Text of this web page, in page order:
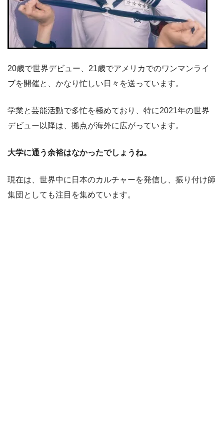
20歳で世界デビュー、21歳でアメリカでのワンマンライ
ブを開催と、かなり忙しい日々を送っています。
学業と芸能活動で多忙を極めており、特に2021年の世界
デビュー以降は、拠点が海外に広がっています。
大学に通う余裕はなかったでしょうね。
現在は、世界中に日本のカルチャーを発信し、振り付け師
集団としても注目を集めています。